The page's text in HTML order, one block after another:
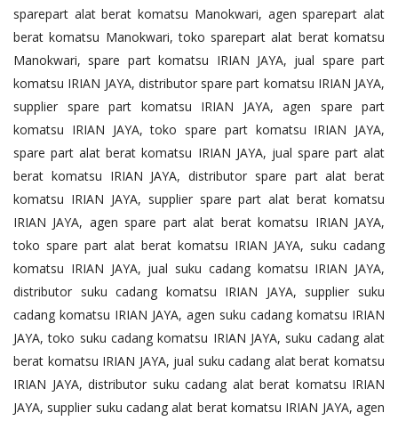
sparepart alat berat komatsu Manokwari, agen sparepart alat
berat komatsu Manokwari, toko sparepart alat berat komatsu
Manokwari, spare part komatsu IRIAN JAYA, jual spare part
komatsu IRIAN JAYA, distributor spare part komatsu IRIAN JAYA,
supplier spare part komatsu IRIAN JAYA, agen spare part
komatsu IRIAN JAYA, toko spare part komatsu IRIAN JAYA,
spare part alat berat komatsu IRIAN JAYA, jual spare part alat
berat komatsu IRIAN JAYA, distributor spare part alat berat
komatsu IRIAN JAYA, supplier spare part alat berat komatsu
IRIAN JAYA, agen spare part alat berat komatsu IRIAN JAYA,
toko spare part alat berat komatsu IRIAN JAYA, suku cadang
komatsu IRIAN JAYA, jual suku cadang komatsu IRIAN JAYA,
distributor suku cadang komatsu IRIAN JAYA, supplier suku
cadang komatsu IRIAN JAYA, agen suku cadang komatsu IRIAN
JAYA, toko suku cadang komatsu IRIAN JAYA, suku cadang alat
berat komatsu IRIAN JAYA, jual suku cadang alat berat komatsu
IRIAN JAYA, distributor suku cadang alat berat komatsu IRIAN
JAYA, supplier suku cadang alat berat komatsu IRIAN JAYA, agen